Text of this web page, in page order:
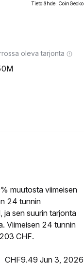
Tietolähde: CoinGecko
oleva tarjonta
muutosta viimeisen
24 tunnin
sen suurin tarjonta
Viimeisen 24 tunnin
CHF.
CHF9.49 Jun 3, 2026